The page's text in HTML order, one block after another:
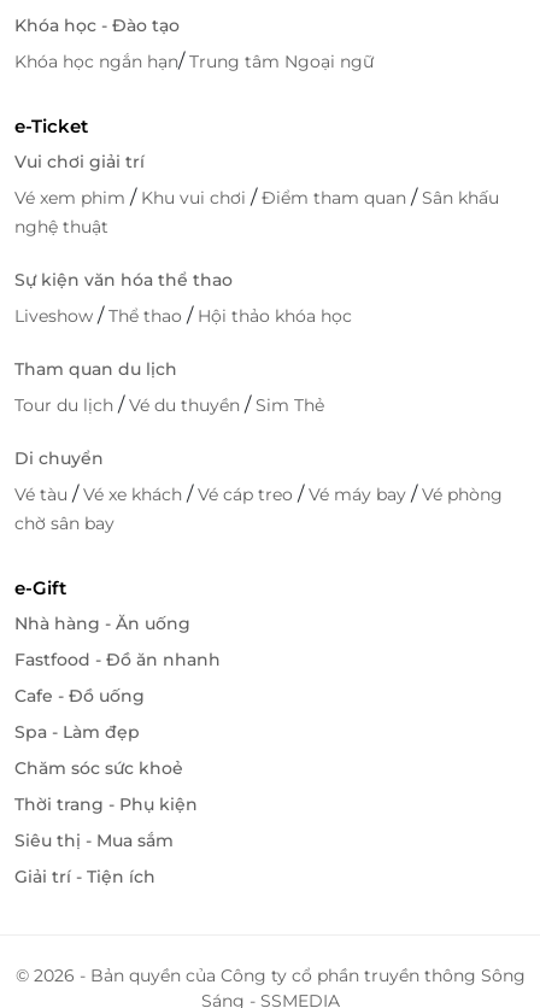
lượng dịch vụ đẳng cấp sẽ mang đến sự hài lòng nhất tới mọi
Sở hữu không gian được thiết kế theo phong cách
kiến trúc Pháp cổ điển, sang trọng cùng đội ngũ
thống 48 Bistro sẽ mang đến sự hài lòng nhất tới
mọi khách hàng.
LifeLink
Khóa học - Đào tạo
Khóa học ngắn hạn/Trung tâm Ngoại ngữ
e-Ticket
Vui chơi giải trí
Vé xem phim / Khu vui chơi /Điểm tham quan /Sân khấu
nghệ thuật
Sự kiện văn hóa thể thao
Liveshow /Thể thao / Hội thảo khóa học
Tham quan du lịch
Tour du lịch /Vé du thuyền /Sim Thẻ
Di chuyển
Vé tàu /Vé xe khách /Vé cáp treo /Vé máy bay /Vé phòng
chờ sân bay
e-Gift
Nhà hàng - Ăn uống
Fastfood - Đồ ăn nhanh
Cafe - Đồ uống
Spa - Làm đẹp
Chăm sóc sức khoẻ
Thời trang - Phụ kiện
Siêu thị - Mua sắm
Giải trí - Tiện ích
© 2026 - Bản quyền của Công ty cổ phần truyền thông Sông
Sáng - SSMEDIA